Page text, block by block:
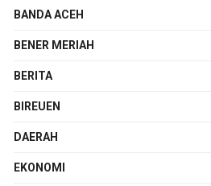
BANDA ACEH
BENER MERIAH
BERITA
BIREUEN
DAERAH
EKONOMI